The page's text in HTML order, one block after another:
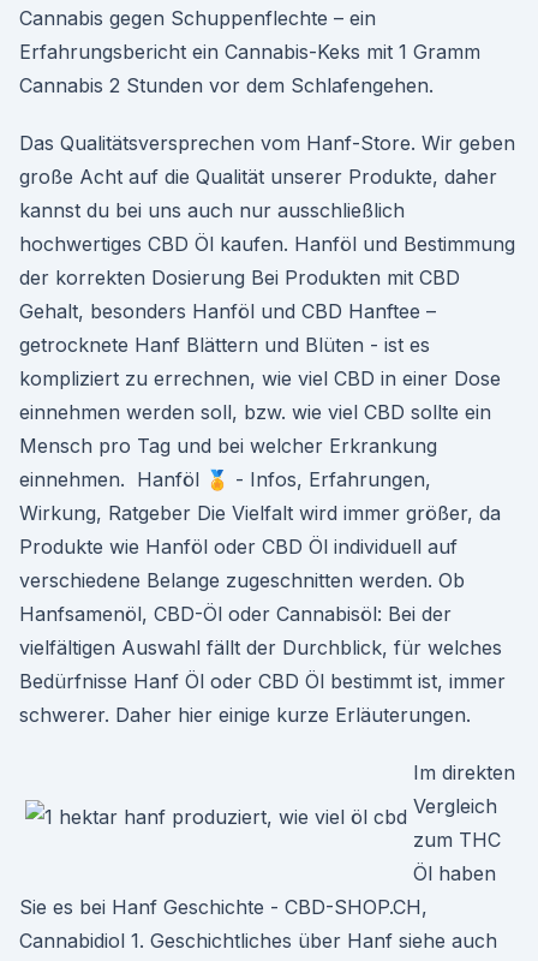
Cannabis gegen Schuppenflechte – ein
Erfahrungsbericht ein Cannabis-Keks mit 1 Gramm
Cannabis 2 Stunden vor dem Schlafengehen.
Das Qualitätsversprechen vom Hanf-Store. Wir geben
große Acht auf die Qualität unserer Produkte, daher
kannst du bei uns auch nur ausschließlich
hochwertiges CBD Öl kaufen. Hanföl und Bestimmung
der korrekten Dosierung Bei Produkten mit CBD
Gehalt, besonders Hanföl und CBD Hanftee –
getrocknete Hanf Blättern und Blüten - ist es
kompliziert zu errechnen, wie viel CBD in einer Dose
einnehmen werden soll, bzw. wie viel CBD sollte ein
Mensch pro Tag und bei welcher Erkrankung
einnehmen. ️ Hanföl 🏅 - Infos, Erfahrungen,
Wirkung, Ratgeber Die Vielfalt wird immer größer, da
Produkte wie Hanföl oder CBD Öl individuell auf
verschiedene Belange zugeschnitten werden. Ob
Hanfsamenöl, CBD-Öl oder Cannabisöl: Bei der
vielfältigen Auswahl fällt der Durchblick, für welches
Bedürfnisse Hanf Öl oder CBD Öl bestimmt ist, immer
schwerer. Daher hier einige kurze Erläuterungen.
Im direkten
Vergleich
zum THC
Öl haben
Sie es bei Hanf Geschichte - CBD-SHOP.CH,
Cannabidiol 1. Geschichtliches über Hanf siehe auch